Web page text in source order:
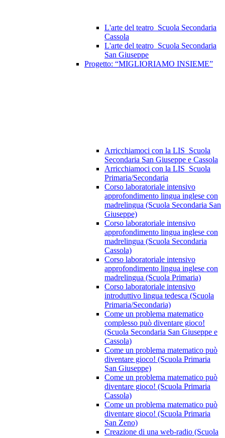
L'arte del teatro_Scuola Secondaria
Cassola
L'arte del teatro_Scuola Secondaria
San Giuseppe
Progetto: “MIGLIORIAMO INSIEME”
Arricchiamoci con la LIS_Scuola
Secondaria San Giuseppe e Cassola
Arricchiamoci con la LIS_Scuola
Primaria/Secondaria
Corso laboratoriale intensivo
approfondimento lingua inglese con
madrelingua (Scuola Secondaria San
Giuseppe)
Corso laboratoriale intensivo
approfondimento lingua inglese con
madrelingua (Scuola Secondaria
Cassola)
Corso laboratoriale intensivo
approfondimento lingua inglese con
madrelingua (Scuola Primaria)
Corso laboratoriale intensivo
introduttivo lingua tedesca (Scuola
Primaria/Secondaria)
Come un problema matematico
complesso può diventare gioco!
(Scuola Secondaria San Giuseppe e
Cassola)
Come un problema matematico può
diventare gioco! (Scuola Primaria
San Giuseppe)
Come un problema matematico può
diventare gioco! (Scuola Primaria
Cassola)
Come un problema matematico può
diventare gioco! (Scuola Primaria
San Zeno)
Creazione di una web-radio (Scuola